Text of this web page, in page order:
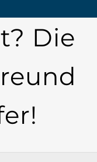
Die